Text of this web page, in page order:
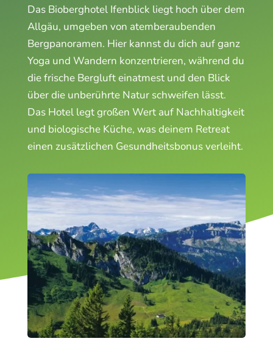
Das Bioberghotel Ifenblick liegt hoch über dem
Allgäu, umgeben von atemberaubenden
Bergpanoramen. Hier kannst du dich auf ganz
Yoga und Wandern konzentrieren, während du
die frische Bergluft einatmest und den Blick
über die unberührte Natur schweifen lässt.
Das Hotel legt großen Wert auf Nachhaltigkeit
und biologische Küche, was deinem Retreat
einen zusätzlichen Gesundheitsbonus verleiht.